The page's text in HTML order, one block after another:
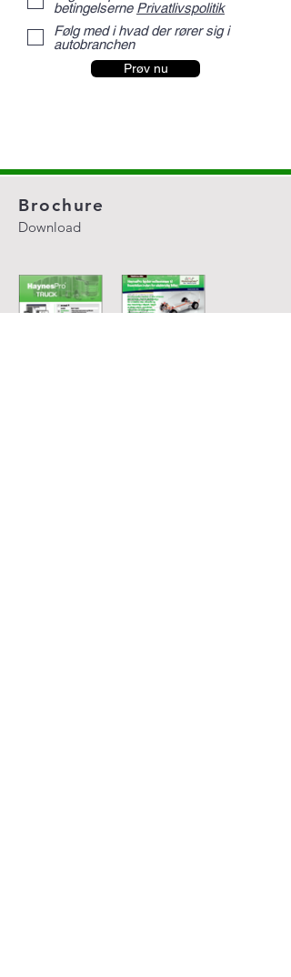
betingelserne Privatlivspolitik
Følg med i hvad der rører sig i
autobranchen
Prøv nu
Brochure
Download